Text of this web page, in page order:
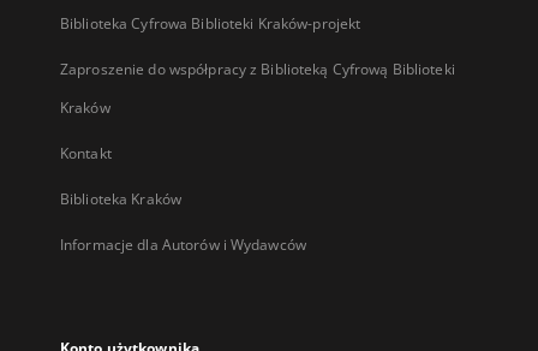
Biblioteka Cyfrowa Biblioteki Kraków-projekt
Zaproszenie do współpracy z Biblioteką Cyfrową Biblioteki
Kraków
Kontakt
Biblioteka Kraków
Informacje dla Autorów i Wydawców